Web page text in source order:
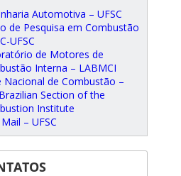
Automotiva – UFSC
de Pesquisa em Combustão
UFSC
de Motores de
Interna – LABMCI
Nacional de Combustão –
Section of the
Institute
– UFSC